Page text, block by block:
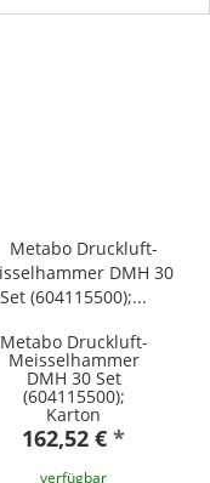
Metabo Druckluft-
Meisselhammer
DMH 30 Set
(604115500);
Karton
162,52 € *
verfügbar